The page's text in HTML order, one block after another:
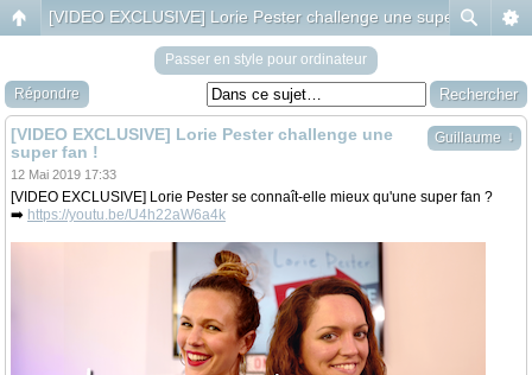
[VIDEO EXCLUSIVE] Lorie Pester challenge une super fan !
Passer en style pour ordinateur
Répondre
Guillaume ↓
[VIDEO EXCLUSIVE] Lorie Pester challenge une
super fan !
12 Mai 2019 17:33
[VIDEO EXCLUSIVE] Lorie Pester se connaît-elle mieux qu'une super fan ?
➡️ https://youtu.be/U4h22aW6a4k